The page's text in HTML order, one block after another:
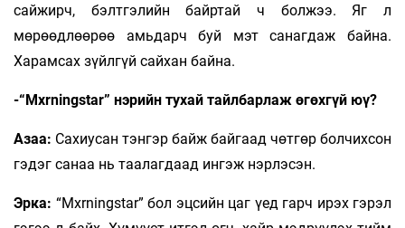
сайжирч, бэлтгэлийн байртай ч болжээ. Яг л
мөрөөдлөөрөө амьдарч буй мэт санагдаж байна.
Харамсах зүйлгүй сайхан байна.
-“Mxrningstar” нэрийн тухай тайлбарлаж өгөхгүй юү?
Азаа: Сахиусан тэнгэр байж байгаад чөтгөр болчихсон
гэдэг санаа нь таалагдаад ингэж нэрлэсэн.
Эрка: “Mxrningstar” бол эцсийн цаг үед гарч ирэх гэрэл